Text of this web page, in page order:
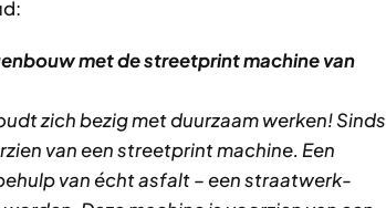
met de streetprint machine van
zich bezig met duurzaam werken! Sinds
van een streetprint machine. Een
van écht asfalt – eenstraatwerk-